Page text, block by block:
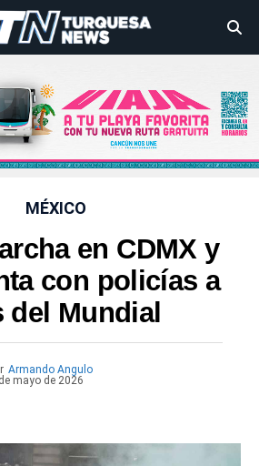
MÉXICO
en CDMX y
con policías a
del Mundial
Armando Angulo
mayo de 2026